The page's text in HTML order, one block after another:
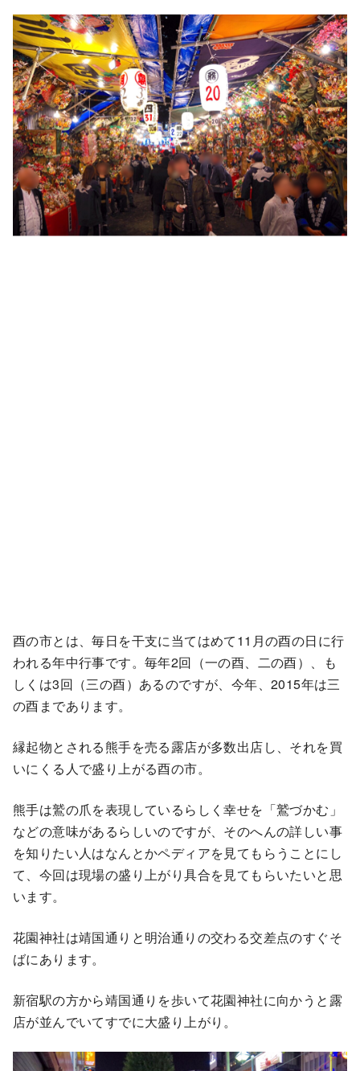
酉の市とは、毎日を干支に当てはめて11月の酉の日に行
われる年中行事です。毎年2回（一の酉、二の酉）、も
しくは3回（三の酉）あるのですが、今年、2015年は三
の酉まであります。
縁起物とされる熊手を売る露店が多数出店し、それを買
いにくる人で盛り上がる酉の市。
熊手は鷲の爪を表現しているらしく幸せを「鷲づかむ」
などの意味があるらしいのですが、そのへんの詳しい事
を知りたい人はなんとかペディアを見てもらうことにし
て、今回は現場の盛り上がり具合を見てもらいたいと思
います。
花園神社は靖国通りと明治通りの交わる交差点のすぐそ
ばにあります。
新宿駅の方から靖国通りを歩いて花園神社に向かうと露
店が並んでいてすでに大盛り上がり。